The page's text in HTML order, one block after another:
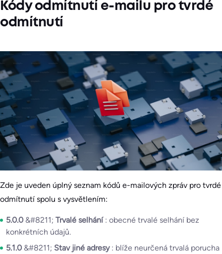
Kódy odmítnutí e-mailu pro tvrdé
odmítnutí
Zde je uveden úplný seznam kódů e-mailových zpráv pro tvrdé
odmítnutí spolu s vysvětlením:
5.0.0 &#8211; Trvalé selhání : obecné trvalé selhání bez
konkrétních údajů.
5.1.0 &#8211; Stav jiné adresy : blíže neurčená trvalá porucha